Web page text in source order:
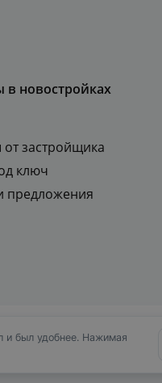
в новостройках
застройщика
ключ
предложения
и был удобнее. Нажимая